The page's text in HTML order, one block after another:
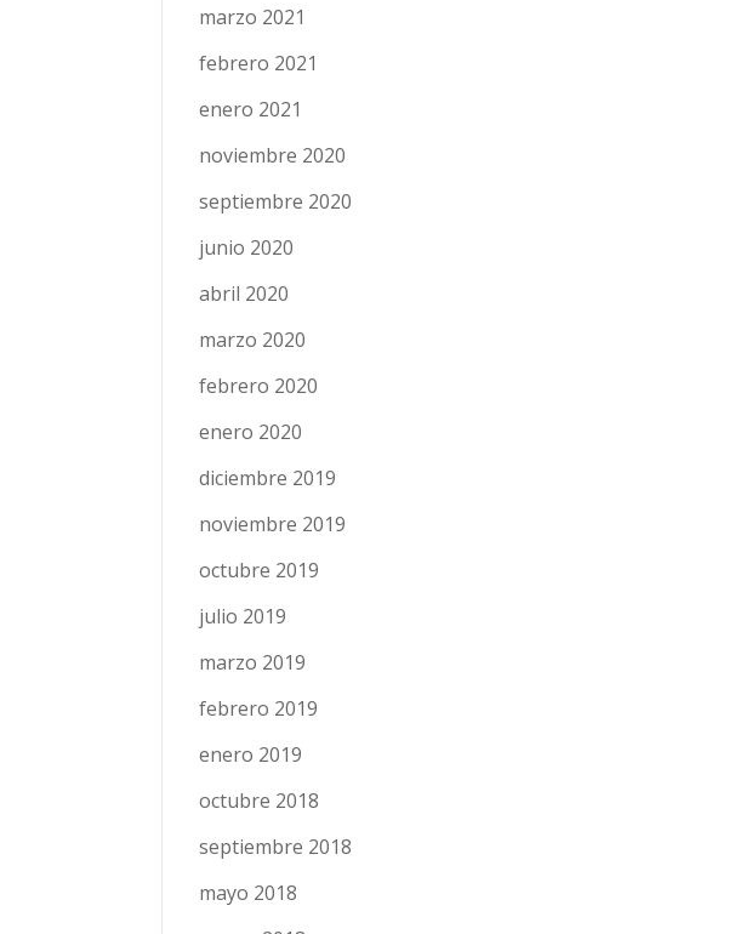
marzo 2021
febrero 2021
enero 2021
noviembre 2020
septiembre 2020
junio 2020
abril 2020
marzo 2020
febrero 2020
enero 2020
diciembre 2019
noviembre 2019
octubre 2019
julio 2019
marzo 2019
febrero 2019
enero 2019
octubre 2018
septiembre 2018
mayo 2018